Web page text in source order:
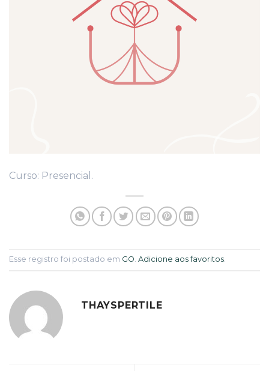
Curso: Presencial.
Esse registro foi postado em GO Adicione aos favoritos
THAYSPERTILE